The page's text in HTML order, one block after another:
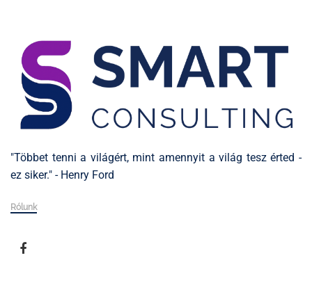
"Többet tenni a világért, mint amennyit a világ tesz érted -
ez siker." - Henry Ford
Rólunk